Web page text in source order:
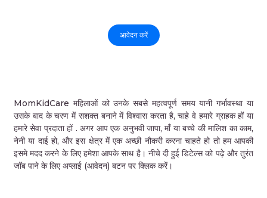
आवेदन करें
MomKidCare महिलाओं को उनके सबसे महत्वपूर्ण समय यानी गर्भावस्था या
उसके बाद के चरण में सशक्त बनाने में विश्वास करता है, चाहे वे हमारे ग्राहक हों या
हमारे सेवा प्रदाता हों . अगर आप एक अनुभवी जापा, माँ या बच्चे की मालिश का काम,
नेनी या दाई हो, और इस क्षेत्र में एक अच्छी नौकरी करना चाहते हो तो हम आपकी
इसमे मदद करने के लिए हमेशा आपके साथ है। नीचे दी हुई डिटेल्स को पढ़े और तुरंत
जॉब पाने के लिए अप्लाई (आवेदन) बटन पर क्लिक करें।